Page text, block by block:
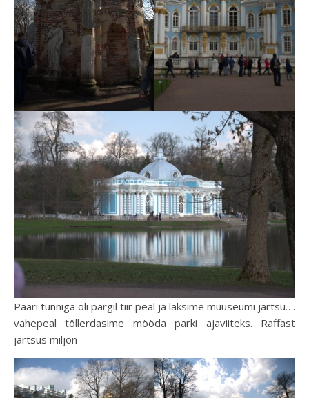
Paari tunniga oli pargil tiir peal ja läksime muuseumi järtsu….
vahepeal töllerdasime mööda parki ajaviiteks. Raffast
järtsus miljon